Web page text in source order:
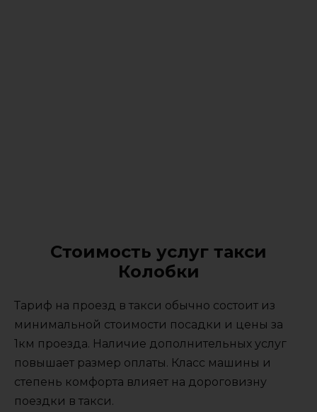
Стоимость услуг такси
Колобки
Тариф на проезд в такси обычно состоит из
минимальной стоимости посадки и цены за
1км проезда. Наличие дополнительных услуг
повышает размер оплаты. Класс машины и
степень комфорта влияет на дороговизну
поездки в такси.